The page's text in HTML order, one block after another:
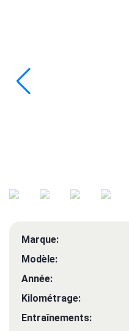
Marque:
Modèle:
Année:
Kilométrage:
Entraînements: